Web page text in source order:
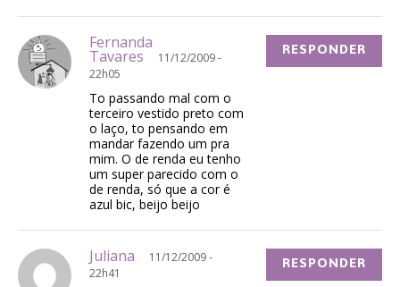
Fernanda
Tavares
11/12/2009 -
22h05
To passando mal com o
terceiro vestido preto com
o laço, to pensando em
mandar fazendo um pra
mim. O de renda eu tenho
um super parecido com o
de renda, só que a cor é
azul bic, beijo beijo
RESPONDER
Juliana
11/12/2009 -
22h41
RESPONDER